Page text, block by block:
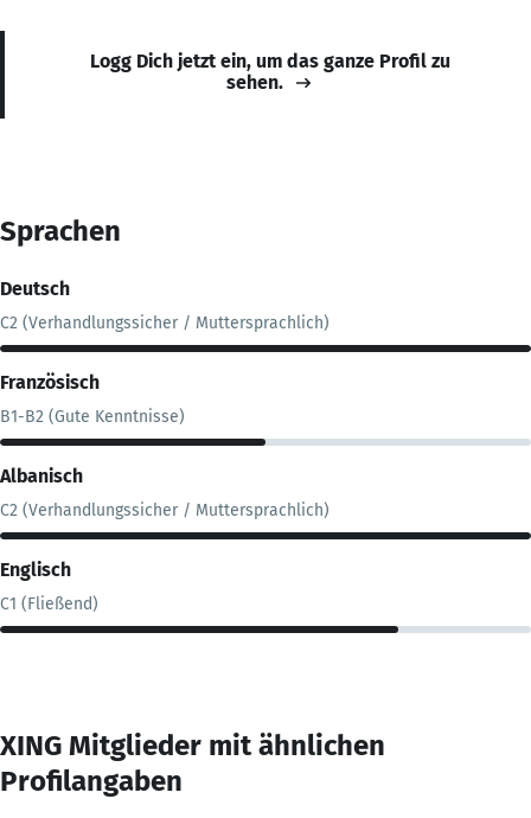
Logg Dich jetzt ein, um das ganze Profil zu
sehen.
Sprachen
Deutsch
C2 (Verhandlungssicher / Muttersprachlich)
Französisch
B1-B2 (Gute Kenntnisse)
Albanisch
C2 (Verhandlungssicher / Muttersprachlich)
Englisch
C1 (Fließend)
XING Mitglieder mit ähnlichen
Profilangaben